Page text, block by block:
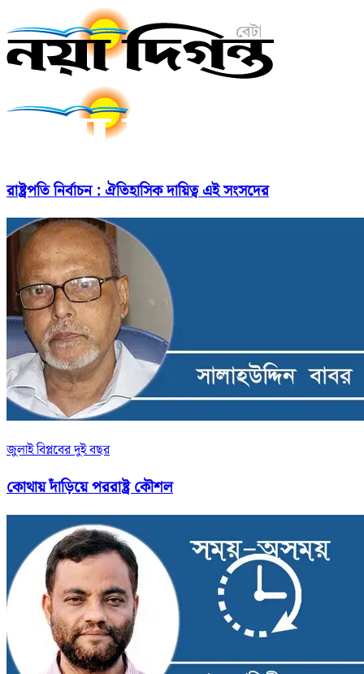
রাষ্ট্রপতি নির্বাচন : ঐতিহাসিক দায়িত্ব এই সংসদের
জুলাই বিপ্লবের দুই বছর
কোথায় দাঁড়িয়ে পররাষ্ট্র কৌশল